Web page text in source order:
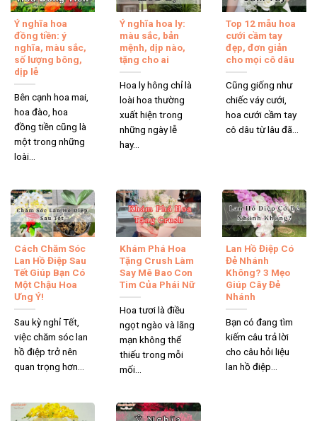
Ý nghĩa hoa
đồng tiền: ý
nghĩa, màu sắc,
số lượng bông,
dịp lễ
Bên cạnh hoa mai,
hoa đào, hoa
đồng tiền cũng là
một trong những
loài...
Ý nghĩa hoa ly:
màu sắc, bản
mệnh, dịp nào,
tặng cho ai
Hoa ly hông chỉ là
loài hoa thường
xuất hiện trong
những ngày lễ
hay...
Top 12 mẫu hoa
cưới cầm tay
đẹp, đơn giản
cho mọi cô dâu
Cũng giống như
chiếc váy cưới,
hoa cưới cầm tay
cô dâu từ lâu đã...
Cách Chăm Sóc
Lan Hồ Điệp Sau
Tết Giúp Bạn Có
Một Chậu Hoa
Ưng Ý!
Sau kỳ nghỉ Tết,
việc chăm sóc lan
hồ điệp trở nên
quan trọng hơn...
Khám Phá Hoa
Tặng Crush Làm
Say Mê Bao Con
Tim Của Phái Nữ
Hoa tươi là điều
ngọt ngào và lãng
mạn không thể
thiếu trong mỗi
mối...
Lan Hồ Điệp Có
Đẻ Nhánh
Không? 3 Mẹo
Giúp Cây Đẻ
Nhánh
Bạn có đang tìm
kiếm câu trả lời
cho câu hỏi liệu
lan hồ điệp...